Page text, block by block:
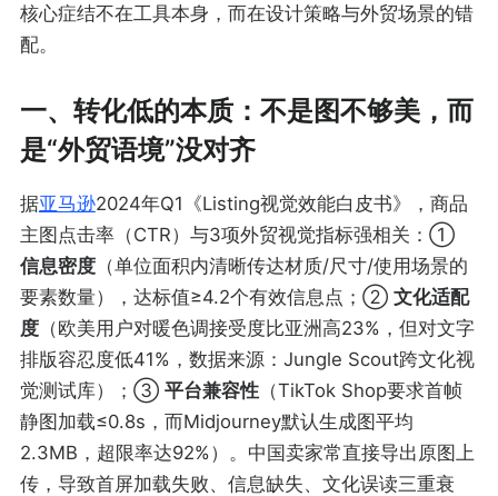
核心症结不在工具本身，而在设计策略与外贸场景的错
配。
一、转化低的本质：不是图不够美，而
是“外贸语境”没对齐
据亚马逊2024年Q1《Listing视觉效能白皮书》，商品
主图点击率（CTR）与3项外贸视觉指标强相关：①
信息密度（单位面积内清晰传达材质/尺寸/使用场景的
要素数量），达标值≥4.2个有效信息点；② 文化适配
度（欧美用户对暖色调接受度比亚洲高23%，但对文字
排版容忍度低41%，数据来源：Jungle Scout跨文化视
觉测试库）；③ 平台兼容性（TikTok Shop要求首帧
静图加载≤0.8s，而Midjourney默认生成图平均
2.3MB，超限率达92%）。中国卖家常直接导出原图上
传，导致首屏加载失败、信息缺失、文化误读三重衰